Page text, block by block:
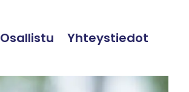
Osallistu Yhteystiedot